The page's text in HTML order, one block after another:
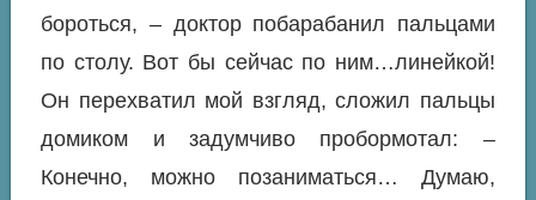
бороться, – доктор побарабанил пальцами
по столу. Вот бы сейчас по ним…линейкой!
Он перехватил мой взгляд, сложил пальцы
домиком и задумчиво пробормотал: –
Конечно, можно позаниматься… Думаю,